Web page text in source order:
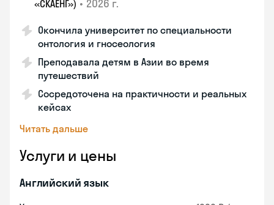
«СКАЕНГ») • 2026 г.
Окончила университет по специальности
онтология и гносеология
Преподавала детям в Азии во время
путешествий
Сосредоточена на практичности и реальных
кейсах
Читать дальше
Услуги и цены
Английский язык